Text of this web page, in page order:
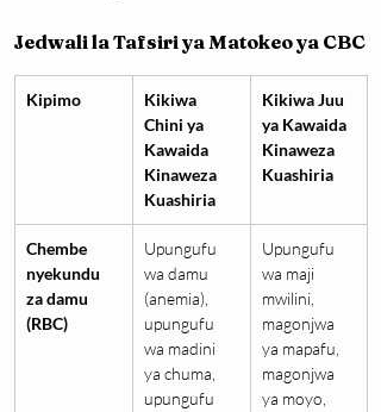
Jedwali la Tafsiri ya Matokeo ya CBC
Kipimo
Kikiwa
Chini ya
Kawaida
Kinaweza
Kuashiria
Kikiwa Juu
ya Kawaida
Kinaweza
Kuashiria
Chembe
nyekundu
za damu
(RBC)
Upungufu
wa damu
(anemia),
upungufu
wa madini
ya chuma,
upungufu
Upungufu
wa maji
mwilini,
magonjwa
ya mapafu,
magonjwa
ya moyo,